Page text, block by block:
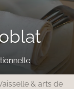
& arts de